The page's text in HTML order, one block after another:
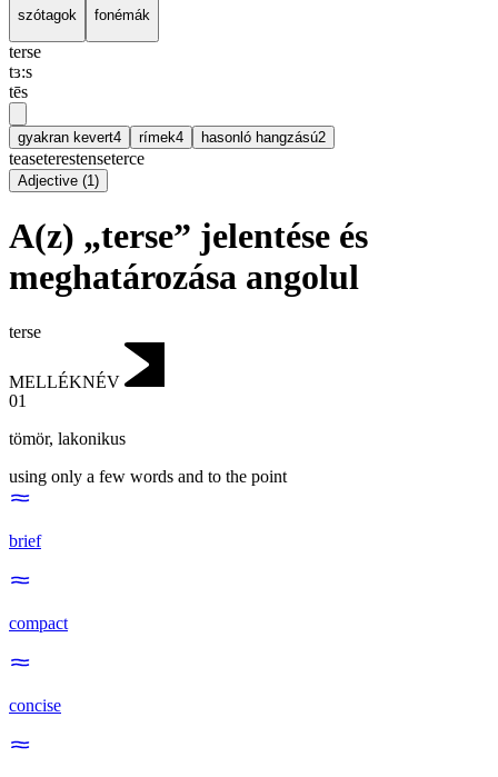
szótagok fonémák
terse
tɜ:s
tēs
gyakran kevert4 rímek4 hasonló hangzású2
teaseterestenseterce
Adjective (1)
A(z) „terse” jelentése és
meghatározása angolul
terse
MELLÉKNÉV
01
tömör, lakonikus
using only a few words and to the point
brief
compact
concise